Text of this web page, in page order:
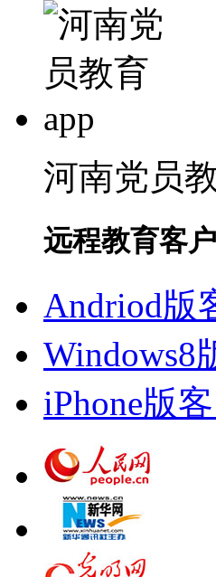
河南党员
远程教育客
Andriod版
Windows8
iPhone版